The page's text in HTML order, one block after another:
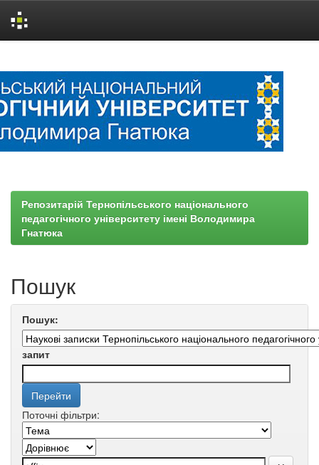
Репозитарій Тернопільського національного
педагогічного університету імені Володимира
Гнатюка
Пошук
Пошук:
запит
Поточні фільтри: